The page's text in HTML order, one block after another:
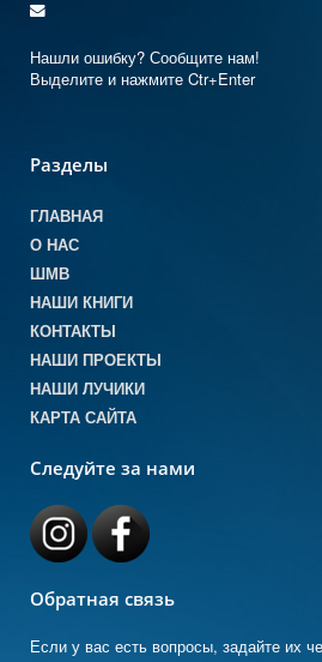
Нашли ошибку? Сообщите нам!
Выделите и нажмите Ctr+Enter
Разделы
ГЛАВНАЯ
О НАС
ШМВ
НАШИ КНИГИ
КОНТАКТЫ
НАШИ ПРОЕКТЫ
НАШИ ЛУЧИКИ
КАРТА САЙТА
Следуйте за нами
Обратная связь
Если у вас есть вопросы, задайте их